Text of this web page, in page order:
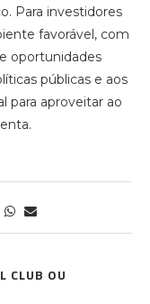
Para investidores
favorável, com
oportunidades
públicas e aos
para aproveitar ao
CLUB OU